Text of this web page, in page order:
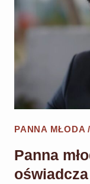
PANNA MŁODA
Panna